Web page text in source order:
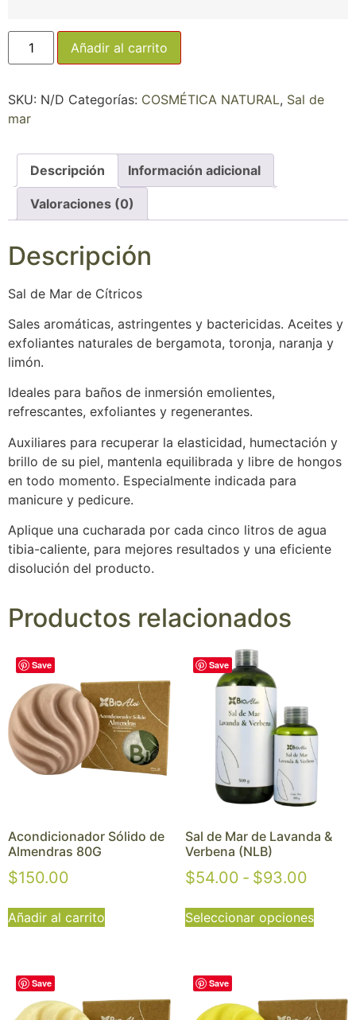
Añadir al carrito
SKU: N/D Categorías: COSMÉTICA NATURAL, Sal de
mar
Descripción Información adicional
Valoraciones (0)
Descripción
Sal de Mar de Cítricos
Sales aromáticas, astringentes y bactericidas. Aceites y
exfoliantes naturales de bergamota, toronja, naranja y
limón.
Ideales para baños de inmersión emolientes,
refrescantes, exfoliantes y regenerantes.
Auxiliares para recuperar la elasticidad, humectación y
brillo de su piel, mantenla equilibrada y libre de hongos
en todo momento. Especialmente indicada para
manicure y pedicure.
Aplique una cucharada por cada cinco litros de agua
tibia-caliente, para mejores resultados y una eficiente
disolución del producto.
Productos relacionados
Save
Acondicionador Sólido de
Almendras 80G
$150.00
Añadir al carrito
Save
Sal de Mar de Lavanda &
Verbena (NLB)
$54.00 - $93.00
Seleccionar opciones
Save Save